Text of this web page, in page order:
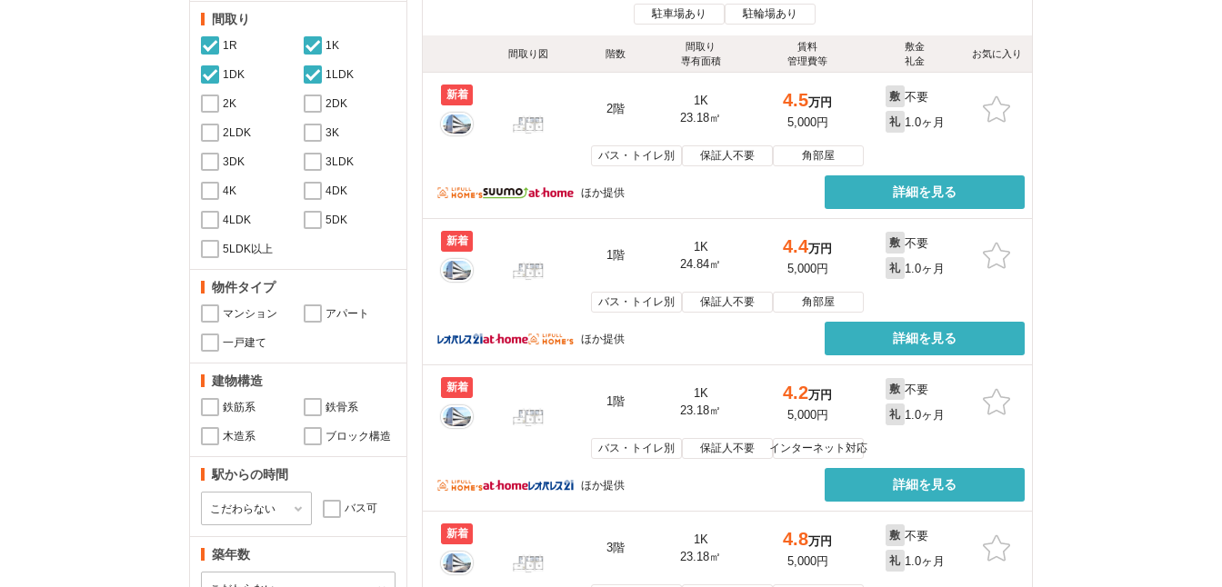
間取り
1R 1K
1DK 1LDK
2K 2DK
2LDK 3K
3DK 3LDK
4K 4DK
4LDK 5DK
5LDK以上
物件タイプ
マンション アパート
一戸建て
建物構造
鉄筋系 鉄骨系
木造系 ブロック構造
駅からの時間
バス可
築年数
駐車場あり 駐輪場あり
間取り図 階数
間取り
専有面積
賃料
管理費等
敷金
礼金
お気に入り
新着
2階
1K
23.18㎡
4.5万円
5,000円
敷 不要
礼 1.0ヶ月
バス・トイレ別 保証人不要 角部屋
ほか提供 詳細を見る
新着
1階
1K
24.84㎡
4.4万円
5,000円
敷 不要
礼 1.0ヶ月
バス・トイレ別 保証人不要 角部屋
ほか提供 詳細を見る
新着
1階
1K
23.18㎡
4.2万円
5,000円
敷 不要
礼 1.0ヶ月
バス・トイレ別 保証人不要 インターネット対応
ほか提供 詳細を見る
新着
3階
1K
23.18㎡
4.8万円
5,000円
敷 不要
礼 1.0ヶ月